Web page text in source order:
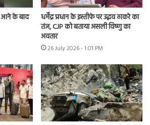
आने के बाद
धर्मेंद्र प्रधान के इस्तीफे पर उद्धव ठाकरे का
तंज, CJP को बताया असली विष्णु का
अवतार
26 July 2026 - 1:01 PM